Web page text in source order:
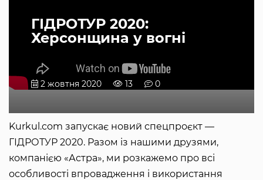
ГІДРОТУР 2020:
Херсонщина у вогні
2 жовтня 2020 13 0
Kurkul.com запускає новий спецпроєкт —
ГІДРОТУР 2020. Разом із нашими друзями,
компанією «Астра», ми розкажемо про всі
особливості впровадження і використання